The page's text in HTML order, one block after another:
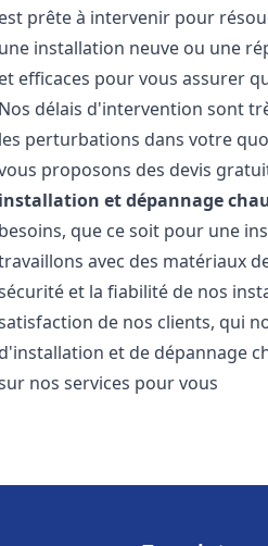
est prête à intervenir pour
une installation neuve ou une
et efficaces pour vous assurer
Nos délais d'intervention sont
les perturbations dans votre
proposons des devis
installation et dépannage
besoins, que ce soit pour une
avec des matériaux
et la fiabilité de nos
de nos clients, qui
d'installation et de dépannage
nos services pour vous